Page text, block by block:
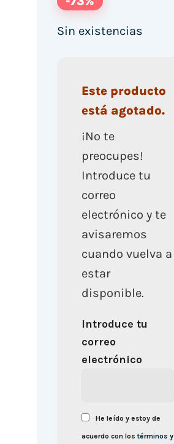
Sin existencias
Este producto
está agotado.
¡No te
preocupes!
Introduce tu
correo
electrónico y te
avisaremos
cuando vuelva a
estar
disponible.
Introduce tu
correo
electrónico
He leído y estoy de
acuerdo con lostérminos y